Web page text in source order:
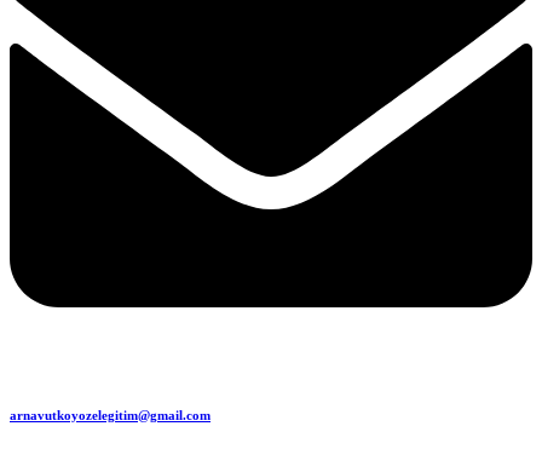
arnavutkoyozelegitim@gmail.com